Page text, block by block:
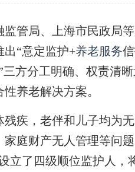
局、上海市民政局等
“意定监护+养老服务
方分工明确、权责清
养老解决方案。
，老伴和儿子均为无
庭财产无人管理等问
立了四级顺位监护人，